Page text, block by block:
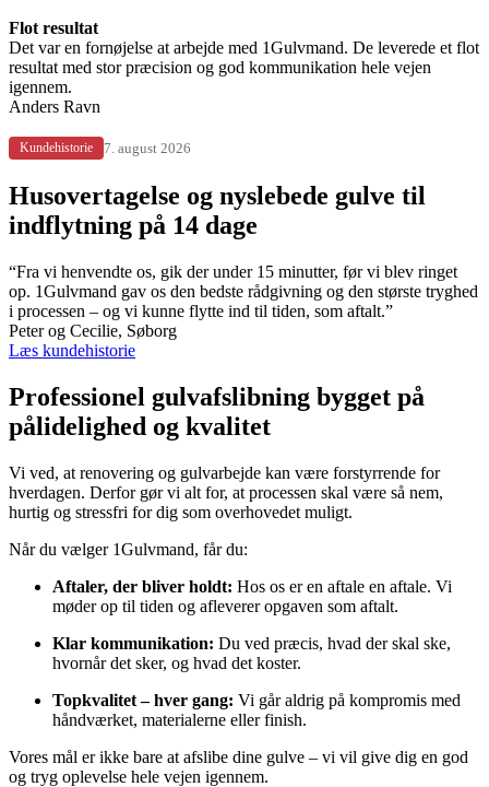
Flot resultat
Det var en fornøjelse at arbejde med 1Gulvmand. De leverede et flot
resultat med stor præcision og god kommunikation hele vejen
igennem.
Anders Ravn
Kundehistorie 7. august 2026
Husovertagelse og nyslebede gulve til
indflytning på 14 dage
“Fra vi henvendte os, gik der under 15 minutter, før vi blev ringet
op. 1Gulvmand gav os den bedste rådgivning og den største tryghed
i processen – og vi kunne flytte ind til tiden, som aftalt.”
Peter og Cecilie, Søborg
Læs kundehistorie
Professionel gulvafslibning bygget på
pålidelighed og kvalitet
Vi ved, at renovering og gulvarbejde kan være forstyrrende for
hverdagen. Derfor gør vi alt for, at processen skal være så nem,
hurtig og stressfri for dig som overhovedet muligt.
Når du vælger 1Gulvmand, får du:
Aftaler, der bliver holdt: Hos os er en aftale en aftale. Vi
møder op til tiden og afleverer opgaven som aftalt.
Klar kommunikation: Du ved præcis, hvad der skal ske,
hvornår det sker, og hvad det koster.
Topkvalitet – hver gang: Vi går aldrig på kompromis med
håndværket, materialerne eller finish.
Vores mål er ikke bare at afslibe dine gulve – vi vil give dig en god
og tryg oplevelse hele vejen igennem.